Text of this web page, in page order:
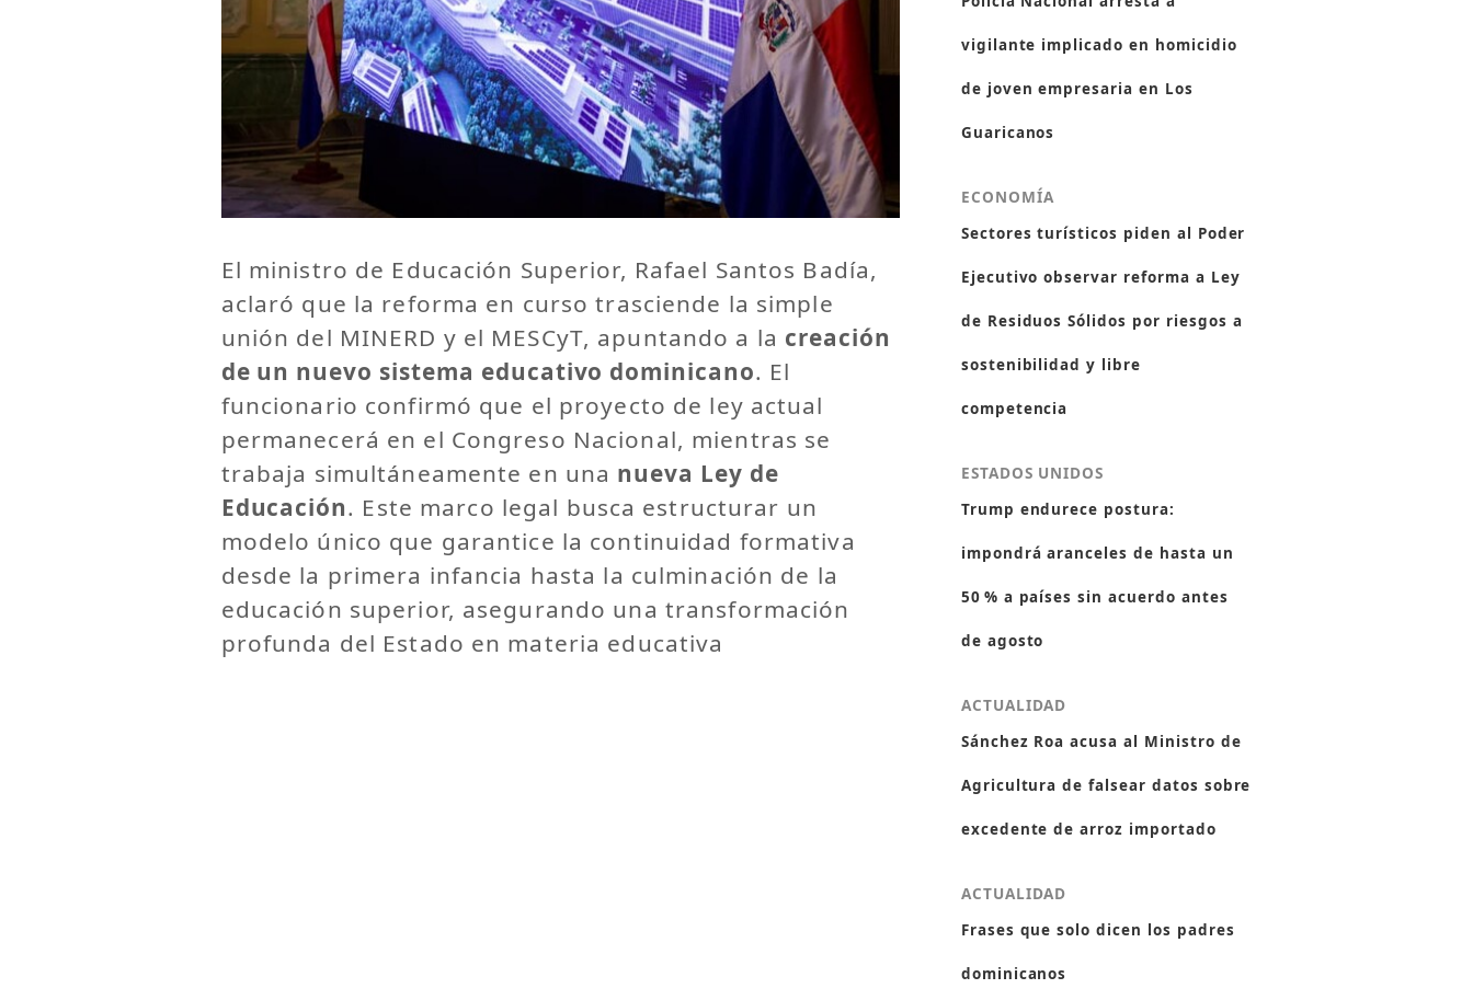
El ministro de Educación Superior, Rafael Santos Badía,
aclaró que la reforma en curso trasciende la simple
unión del MINERD y el MESCyT, apuntando a la creación
de un nuevo sistema educativo dominicano. El
funcionario confirmó que el proyecto de ley actual
permanecerá en el Congreso Nacional, mientras se
trabaja simultáneamente en una nueva Ley de
Educación. Este marco legal busca estructurar un
modelo único que garantice la continuidad formativa
desde la primera infancia hasta la culminación de la
educación superior, asegurando una transformación
profunda del Estado en materia educativa
vigilante implicado en homicidio
de joven empresaria en Los
Guaricanos
ECONOMÍA
Sectores turísticos piden al Poder
Ejecutivo observar reforma a Ley
de Residuos Sólidos por riesgos a
sostenibilidad y libre
competencia
ESTADOS UNIDOS
Trump endurece postura:
impondrá aranceles de hasta un
50 % a países sin acuerdo antes
de agosto
ACTUALIDAD
Sánchez Roa acusa al Ministro de
Agricultura de falsear datos sobre
excedente de arroz importado
ACTUALIDAD
Frases que solo dicen los padres
dominicanos